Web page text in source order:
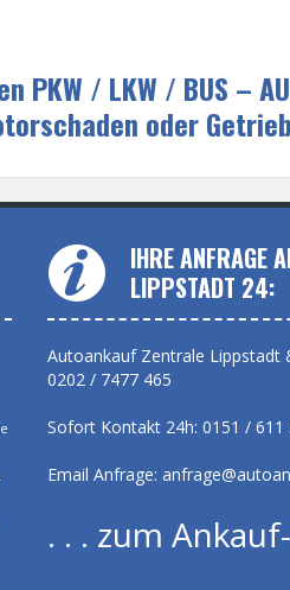
/ LKW / BUS –
oder
IHRE ANFRAGE
LIPPSTADT 24:
Autoankauf Zentrale Lippstadt
0202 / 7477 465
Sofort Kontakt 24h: 0151 / 611
Email Anfrage:
. . . zum